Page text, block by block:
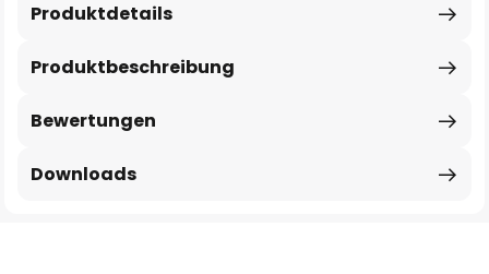
Produktbeschreibung
Produktdetails
Bewertungen
Downloads